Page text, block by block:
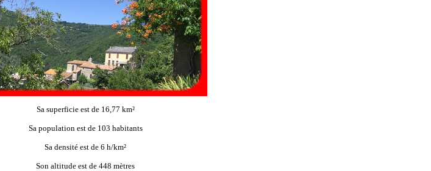
Sa superficie est de 16,77 km²
Sa population est de 103 habitants
Sa densité est de 6 h/km²
Son altitude est de 448 mètres